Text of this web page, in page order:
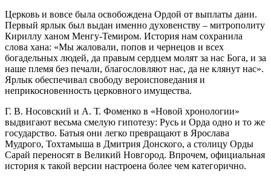
Церковь и вовсе была освобождена Ордой от выплаты дани.
Первый ярлык был выдан именно духовенству – митрополиту
Кириллу ханом Менгу-Темиром. История нам сохранила
слова хана: «Мы жаловали, попов и чернецов и всех
богадельных людей, да правым сердцем молят за нас Бога, и за
наше племя без печали, благословляют нас, да не клянут нас».
Ярлык обеспечивал свободу вероисповедания и
неприкосновенность церковного имущества.
Г. В. Носовский и А. Т. Фоменко в «Новой хронологии»
выдвигают весьма смелую гипотезу: Русь и Орда одно и то же
государство. Батыя они легко превращают в Ярослава
Мудрого, Тохтамыша в Дмитрия Донского, а столицу Орды
Сарай переносят в Великий Новгород. Впрочем, официальная
история к такой версии настроена более чем категорично.